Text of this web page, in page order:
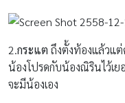
2.กระแต ถึงตั้งท้องแล้วแต่
น้องโปรดกับน้องณิรินไว้เ
จะมีน้องเอง